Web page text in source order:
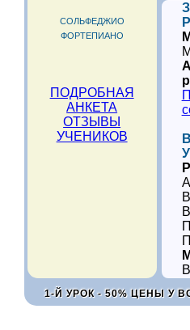
СОЛЬФЕДЖИО
ФОРТЕПИАНО
ПОДРОБНАЯ
АНКЕТА
ОТЗЫВЫ
УЧЕНИКОВ
1-Й УРОК - 50% ЦЕНЫ У